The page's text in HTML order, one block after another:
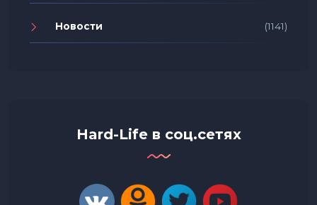
Новости (1141)
Hard-Life в соц.сетях